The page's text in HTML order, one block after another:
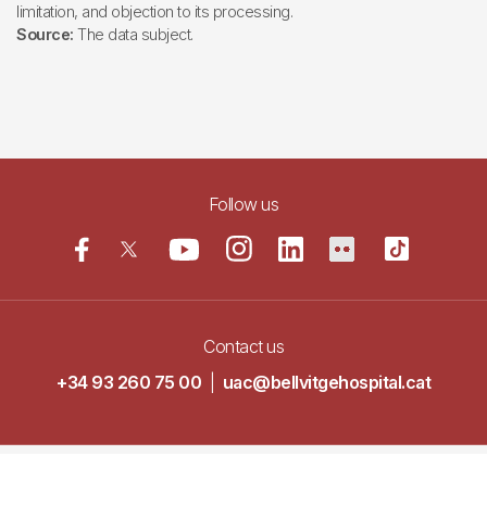
limitation, and objection to its processing.
Source: The data subject.
Follow us
Contact us
+34 93 260 75 00
uac@bellvitgehospital.cat